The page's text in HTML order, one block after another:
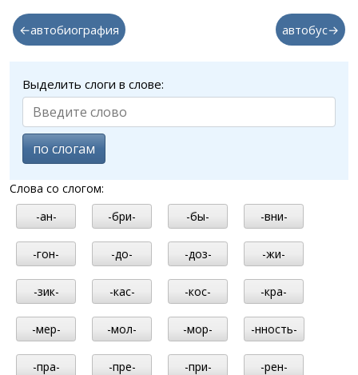
←автобиография автобус→
Выделить слоги в слове:
по слогам
Слова со слогом:
-ан-
-бри- -бы- -вни-
-гон- -до- -доз- -жи-
-зик- -кас- -кос- -кра-
-мер- -мол- -мор- -нность-
-пра- -пре- -при- -рен-